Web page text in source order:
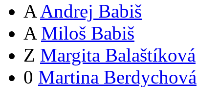
A Andrej Babiš
A Miloš Babiš
Z Margita Balaštíková
0 Martina Berdychová